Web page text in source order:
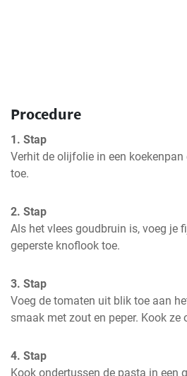
Procedure
1. Stap
Verhit de olijfolie in een
toe.
2. Stap
Als het vlees goudbruin is, voeg je
geperste knoflook toe.
3. Stap
Voeg de tomaten uit blik toe aan
smaak met zout en peper. Kook ze
4. Stap
Kook ondertussen de pasta in een